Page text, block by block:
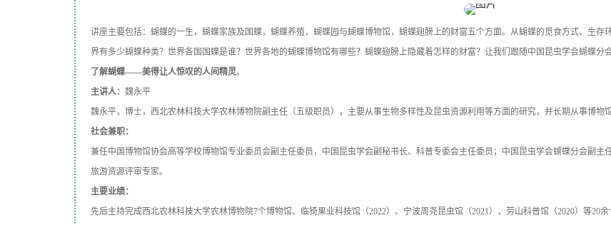
讲座主要包括：蝴蝶的一生，蝴蝶家族及国蝶，蝴蝶养殖，蝴蝶园与蝴蝶博物馆，蝴蝶翅膀上的财富五个方面。从蝴蝶的觅食方式、生
界有多少蝴蝶种类？世界各国国蝶是谁？世界各地的蝴蝶博物馆有哪些？蝴蝶翅膀上隐藏着怎样的财富？让我们跟随中国昆虫学会蝴蝶分
了解蝴蝶——美得让人惊叹的人间精灵。
主讲人： 魏永平
魏永平，博士，西北农林科技大学农林博物院副主任（五级职员），主要从事生物多样性及昆虫资源利用等方面的研究，并长期从事博物
社会兼职：
兼任中国博物馆协会高等学校博物馆专业委员会副主任委员，中国昆虫学会副秘书长、科普专委会主任委员；中国昆虫学会蝴蝶分会副
旅游资源评审专家。
主要业绩：
先后主持完成西北农林科技大学农林博物院7个博物馆、临猗果业科技馆（2022）、宁波周尧昆虫馆（2021），劳山科普馆（2020）等20余